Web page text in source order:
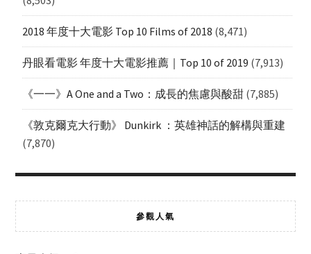
2018 年度十大電影 Top 10 Films of 2018 (8,471)
丹眼看電影 年度十大電影推薦｜Top 10 of 2019 (7,913)
《一一》A One and a Two：成長的焦慮與酸甜 (7,885)
《敦克爾克大行動》 Dunkirk ：英雄神話的解構與重建
(7,870)
參觀人氣